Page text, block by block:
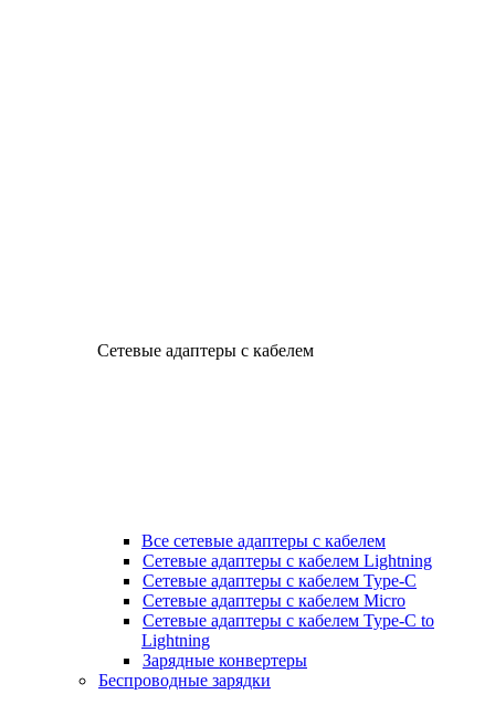
Сетевые адаптеры с кабелем
Все сетевые адаптеры с кабелем
Сетевые адаптеры с кабелем Lightning
Сетевые адаптеры с кабелем Type-C
Сетевые адаптеры с кабелем Micro
Сетевые адаптеры с кабелем Type-C to
Lightning
Зарядные конвертеры
Беспроводные зарядки